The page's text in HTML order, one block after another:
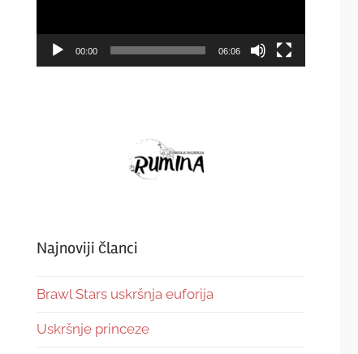
00:00 06:06
Najnoviji članci
Brawl Stars uskršnja euforija
Uskršnje princeze